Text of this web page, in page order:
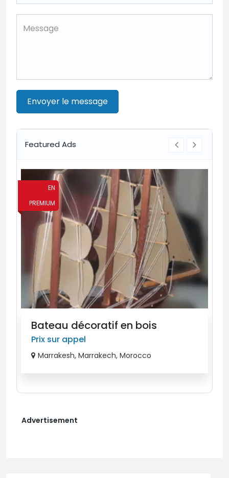
Envoyer le message
Featured Ads
EN
PREMIUM
Bateau décoratif en bois
Prix ​​sur appel
Marrakesh, Marrakech, Morocco
Advertisement